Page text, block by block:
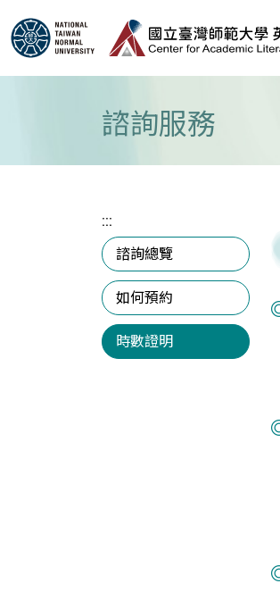
跳到主要內容區塊
諮詢服務
:::
諮詢總覽
如何預約
時數證明